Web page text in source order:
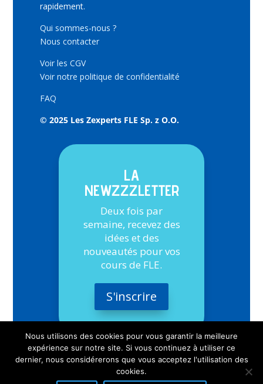
rapidement.
Qui sommes-nous ?
Nous contacter
Voir les CGV
Voir notre politique de confidentialité
FAQ
© 2025 Les Zexperts FLE Sp. z O.O.
LA
NEWZZZLETTER
Deux fois par
semaine, recevez des
idées et des
nouveautés pour vos
cours de FLE.
S'inscrire
Nous utilisons des cookies pour vous garantir la meilleure
expérience sur notre site. Si vous continuez à utiliser ce
dernier, nous considérerons que vous acceptez l'utilisation des
cookies.